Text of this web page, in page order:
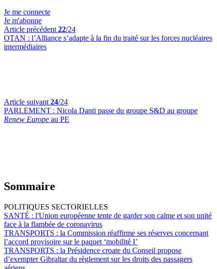
Je me connecte
Je m'abonne
Article précédent 22/24
OTAN : l’Alliance s’adapte à la fin du traité sur les forces nucléaires
intermédiaires
Article suivant 24/24
PARLEMENT : Nicola Danti passe du groupe S&D au groupe
Renew Europe au PE
Sommaire
POLITIQUES SECTORIELLES
SANTÉ : l'Union européenne tente de garder son calme et son unité
face à la flambée de coronavirus
TRANSPORTS : la Commission réaffirme ses réserves concernant
l’accord provisoire sur le paquet ‘mobilité I’
TRANSPORTS : la Présidence croate du Conseil propose
d’exempter Gibraltar du règlement sur les droits des passagers